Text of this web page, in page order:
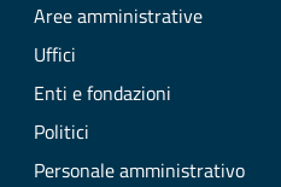
Aree amministrative
Uffici
Enti e fondazioni
Politici
Personale amministrativo